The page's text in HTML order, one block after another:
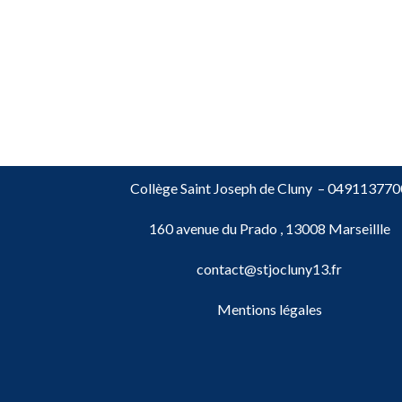
Collège Saint Joseph de Cluny –
160 avenue du Prado , 13008 Marseillle
contact@stjocluny13.fr
Mentions légales